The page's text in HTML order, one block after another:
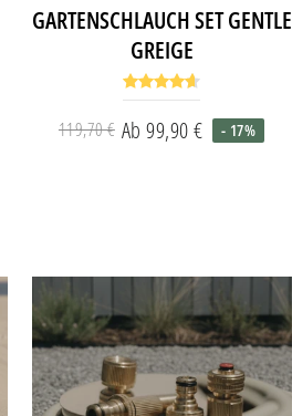
GARTENSCHLAUCH SET GENTLE
GREIGE
Normaler
119,70 € Sonderpreis
Ab 99,90 € - 17%